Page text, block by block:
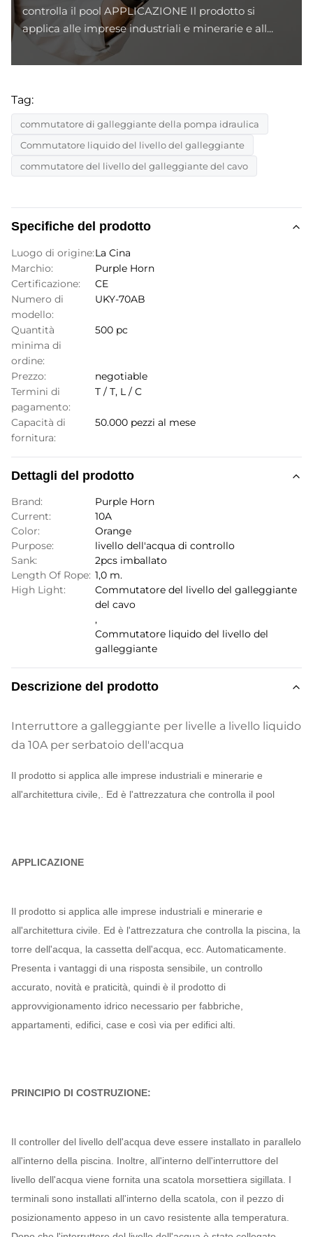
controlla il pool APPLICAZIONE Il prodotto si
applica alle imprese industriali e minerarie e all...
Tag:
commutatore di galleggiante della pompa idraulica
Commutatore liquido del livello del galleggiante
commutatore del livello del galleggiante del cavo
Specifiche del prodotto
Luogo di origine:La Cina
Marchio:
Purple Horn
Certificazione:
CE
Numero di
modello:
UKY-70AB
Quantità
minima di
ordine:
500 pc
Prezzo:
negotiable
Termini di
pagamento:
T / T, L / C
Capacità di
fornitura:
50.000 pezzi al mese
Dettagli del prodotto
Brand:
Purple Horn
Current:
10A
Color:
Orange
Purpose:
livello dell'acqua di controllo
Sank:
2pcs imballato
Length Of Rope: 1,0 m.
High Light:
Commutatore del livello del galleggiante
del cavo
,
Commutatore liquido del livello del
galleggiante
Descrizione del prodotto
Interruttore a galleggiante per livelle a livello liquido
da 10A per serbatoio dell'acqua
Il prodotto si applica alle imprese industriali e minerarie e
all'architettura civile,.
Ed è l'attrezzatura che controlla il pool
APPLICAZIONE
Il prodotto si applica alle imprese industriali e minerarie e
all'architettura civile.
Ed è l'attrezzatura che controlla la piscina, la
torre dell'acqua, la cassetta dell'acqua, ecc. Automaticamente.
Presenta i vantaggi di una risposta sensibile, un controllo
accurato, novità e praticità, quindi è il prodotto di
approvvigionamento idrico necessario per fabbriche,
appartamenti, edifici, case e così via per edifici alti.
PRINCIPIO DI COSTRUZIONE:
Il controller del livello dell'acqua deve essere installato in parallelo
all'interno della piscina.
Inoltre, all'interno dell'interruttore del
livello dell'acqua viene fornita una scatola morsettiera sigillata. I
terminali sono installati all'interno della scatola, con il pezzo di
posizionamento appeso in un cavo resistente alla temperatura.